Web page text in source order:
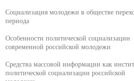
Социализация молодежи в обществе
периода
Особенности политической социализации
современной российской молодежи
Средства массовой информации как
политической социализации российской